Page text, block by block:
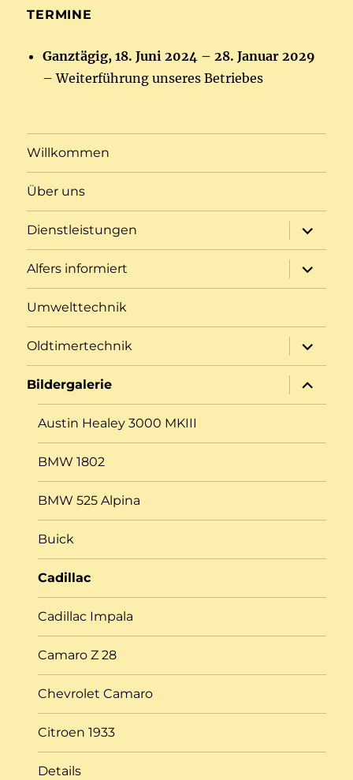
TERMINE
Ganztägig,18. Juni 2024 – 28. Januar 2029
– Weiterführung unseres Betriebes
Willkommen
Über uns
Dienstleistungen
öffnen
Alfers informiert
öffnen
Umwelttechnik
Oldtimertechnik
öffnen
Bildergalerie
öffnen
Austin Healey 3000 MKIII
BMW 1802
BMW 525 Alpina
Buick
Cadillac
Cadillac Impala
Camaro Z 28
Chevrolet Camaro
Citroen 1933
Details